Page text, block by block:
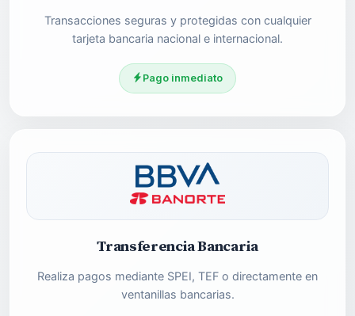
Transacciones seguras y protegidas con cualquier
tarjeta bancaria nacional e internacional.
Pago inmediato
Transferencia Bancaria
Realiza pagos mediante SPEI, TEF o directamente en
ventanillas bancarias.